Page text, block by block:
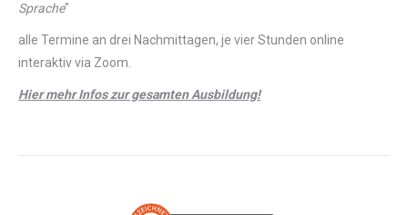
Sprache"
alle Termine an drei Nachmittagen, je vier Stunden online
interaktiv via Zoom.
Hier mehr Infos zur gesamten Ausbildung!